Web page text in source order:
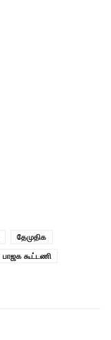
தேமுதிக
பாஜக கூட்டணி